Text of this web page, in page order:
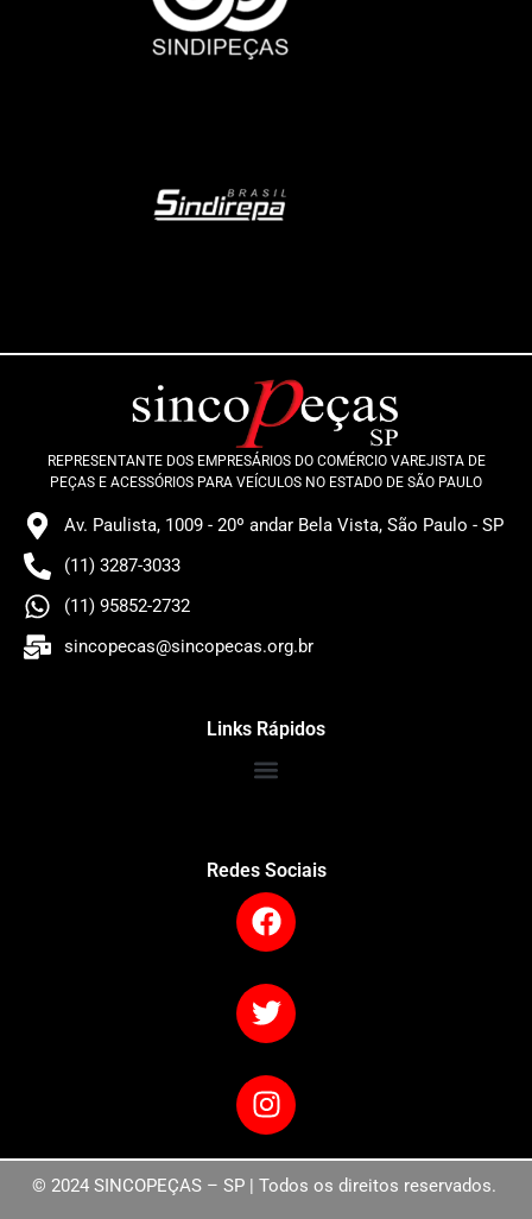
REPRESENTANTE DOS EMPRESÁRIOS DO COMÉRCIO VAREJISTA DE
PEÇAS E ACESSÓRIOS PARA VEÍCULOS NO ESTADO DE SÃO PAULO
Av. Paulista, 1009 - 20º andar Bela Vista, São Paulo - SP
(11) 3287-3033
(11) 95852-2732
sincopecas@sincopecas.org.br
Links Rápidos
Redes Sociais
© 2024 SINCOPEÇAS – SP | Todos os direitos reservados.